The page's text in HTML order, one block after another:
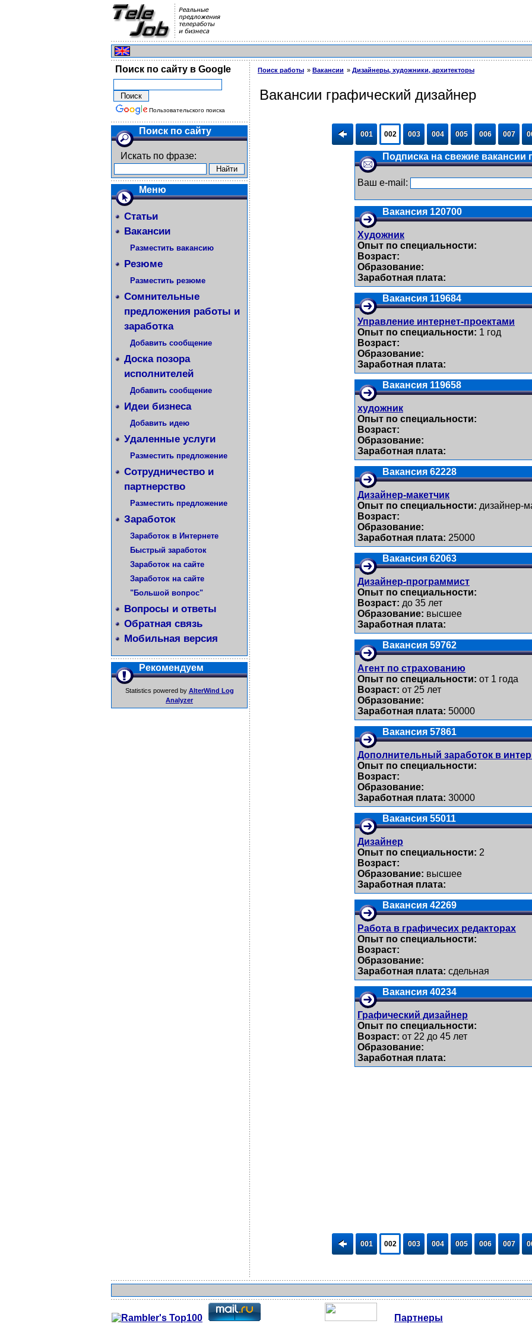
Поиск по сайту в Google
Пользовательского поиска
Поиск по сайту
Искать по фразе:
Меню
Статьи
Вакансии
Разместить вакансию
Резюме
Разместить резюме
Сомнительные
предложения работы и
заработка
Добавить сообщение
Доска позора
исполнителей
Добавить сообщение
Идеи бизнеса
Добавить идею
Удаленные услуги
Разместить предложение
Сотрудничество и
партнерство
Разместить предложение
Заработок
Заработок в Интернете
Быстрый заработок
Заработок на сайте
Заработок на сайте
"Большой вопрос"
Вопросы и ответы
Обратная связь
Мобильная версия
Рекомендуем
Statistics powered by AlterWind Log
Analyzer
Поиск работы Вакансии Дизайнеры, художники, архитекторы
Вакансии графический дизайнер
001 002 003 004 005 006 007
Подписка на свежие вакансии
Ваш e-mail:
Вакансия 120700
Художник
Опыт по специальности:
Возраст:
Образование:
Заработная плата:
Вакансия 119684
Управление интернет-проектами
Опыт по специальности: 1 год
Возраст:
Образование:
Заработная плата:
Вакансия 119658
художник
Опыт по специальности:
Возраст:
Образование:
Заработная плата:
Вакансия 62228
Дизайнер-макетчик
Опыт по специальности: дизайнер-
Возраст:
Образование:
Заработная плата: 25000
Вакансия 62063
Дизайнер-программист
Опыт по специальности:
Возраст: до 35 лет
Образование: высшее
Заработная плата:
Вакансия 59762
Агент по страхованию
Опыт по специальности: от 1 года
Возраст: от 25 лет
Образование:
Заработная плата: 50000
Вакансия 57861
Дополнительный заработок в
Опыт по специальности:
Возраст:
Образование:
Заработная плата: 30000
Вакансия 55011
Дизайнер
Опыт по специальности: 2
Возраст:
Образование: высшее
Заработная плата:
Вакансия 42269
Работа в графичесих редакторах
Опыт по специальности:
Возраст:
Образование:
Заработная плата: сдельная
Вакансия 40234
Графический дизайнер
Опыт по специальности:
Возраст: от 22 до 45 лет
Образование:
Заработная плата:
001 002 003 004 005 006 007
Партнеры